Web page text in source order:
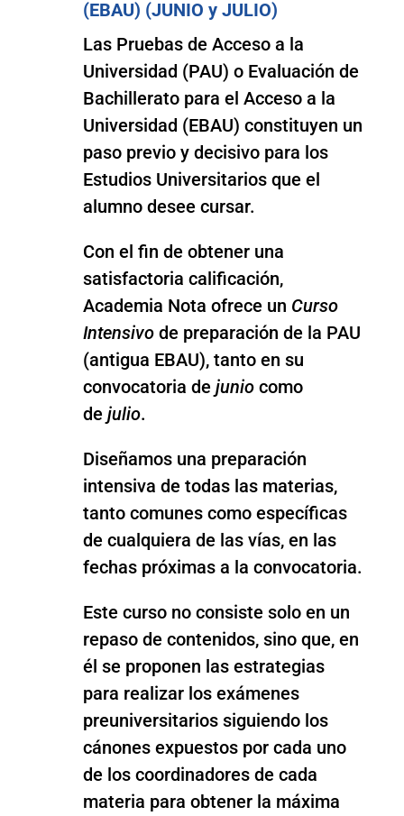
(EBAU) (JUNIO y JULIO)
Las Pruebas de Acceso a la
Universidad (PAU) o Evaluación de
Bachillerato para el Acceso a la
Universidad (EBAU) constituyen un
paso previo y decisivo para los
Estudios Universitarios que el
alumno desee cursar.
Con el fin de obtener una
satisfactoria calificación,
Academia Nota ofrece un Curso
Intensivo de preparación de la PAU
(antigua EBAU), tanto en su
convocatoria de junio como
de julio.
Diseñamos una preparación
intensiva de todas las materias,
tanto comunes como específicas
de cualquiera de las vías, en las
fechas próximas a la convocatoria.
Este curso no consiste solo en un
repaso de contenidos, sino que, en
él se proponen las estrategias
para realizar los exámenes
preuniversitarios siguiendo los
cánones expuestos por cada uno
de los coordinadores de cada
materia para obtener la máxima